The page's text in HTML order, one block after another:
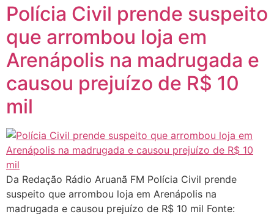
Polícia Civil prende suspeito
que arrombou loja em
Arenápolis na madrugada e
causou prejuízo de R$ 10
mil
Da Redação Rádio Aruanã FM Polícia Civil prende
suspeito que arrombou loja em Arenápolis na
madrugada e causou prejuízo de R$ 10 mil Fonte: